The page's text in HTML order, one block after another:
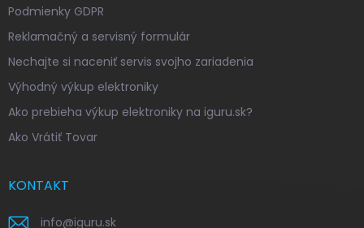
Podmienky GDPR
Reklamačný a servisný formulár
Nechajte si naceniť servis svojho zariadenia
Výhodný výkup elektroniky
Ako prebieha výkup elektroniky na iguru.sk?
Ako Vrátiť Tovar
KONTAKT
info@iguru.sk